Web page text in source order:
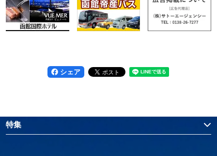
シェア
特集